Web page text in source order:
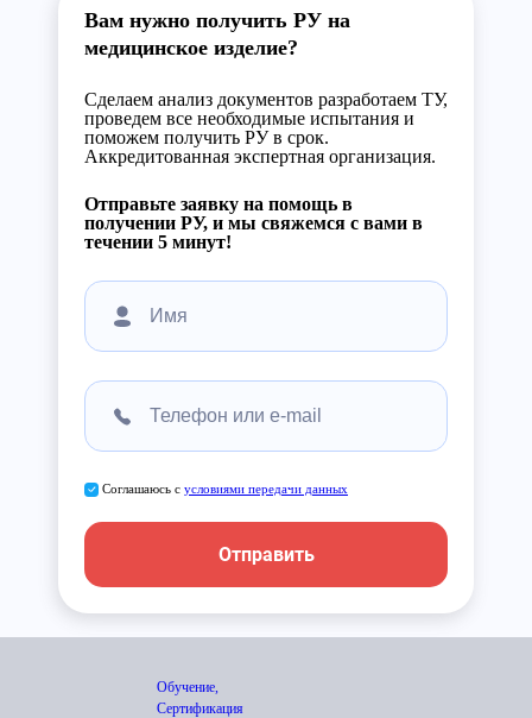
Вам нужно получить РУ на
медицинское изделие?
Сделаем анализ документов разработаем ТУ,
проведем все необходимые испытания и
поможем получить РУ в срок.
Аккредитованная экспертная организация.
Отправьте заявку на помощь в
получении РУ, и мы свяжемся с вами в
течении 5 минут!
Соглашаюсь с условиями передачи данных
Отправить
Обучение,
Сертификация